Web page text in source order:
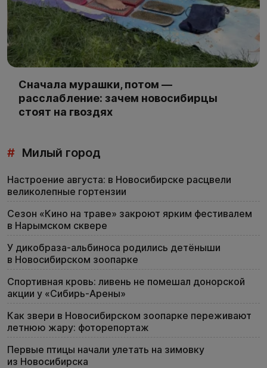
Сначала мурашки, потом —
расслабление: зачем новосибирцы
стоят на гвоздях
# Милый город
Настроение августа: в Новосибирске расцвели
великолепные гортензии
Сезон «Кино на траве» закроют ярким фестивалем
в Нарымском сквере
У дикобраза-альбиноса родились детёныши
в Новосибирском зоопарке
Спортивная кровь: ливень не помешал донорской
акции у «Сибирь-Арены»
Как звери в Новосибирском зоопарке переживают
летнюю жару: фоторепортаж
Первые птицы начали улетать на зимовку
из Новосибирска